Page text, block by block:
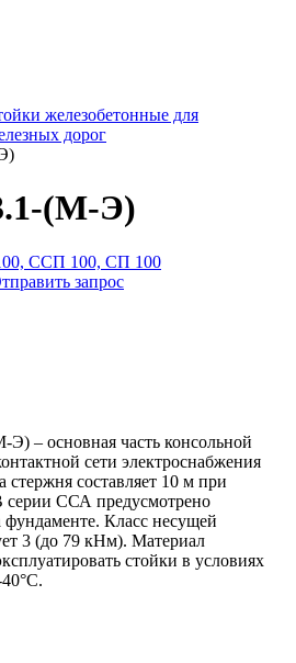
железобетонные для
дорог
(М-Э)
запрос
– основная часть консольной
сети электроснабжения
составляет 10 м при
ССА предусмотрено
фундаменте. Класс несущей
3 (до 79 кНм). Материал
стойки в условиях